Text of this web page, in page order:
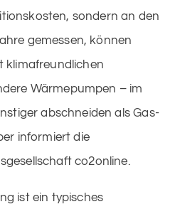
sondern an den
gemessen, können
klimafreundlichen
Wärmepumpen – im
abschneiden als Gas-
informiert die
co2online.
ist ein typisches